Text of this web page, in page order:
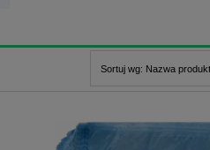
Sortuj wg: Nazwa